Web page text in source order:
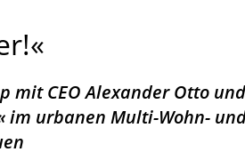
mit CEO Alexander Otto
im urbanen Multi-Wohn-